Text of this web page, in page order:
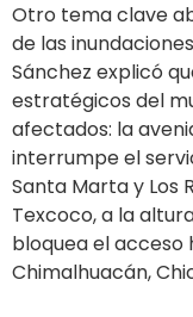
Otro tema clave
de las
Sánchez explicó
estratégicos del
afectados: la
interrumpe el
Santa Marta y Los
Texcoco, a la
bloquea el acceso
Chimalhuacán,